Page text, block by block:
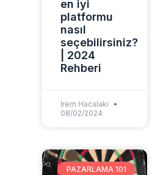
en iyi
platformu
nasıl
seçebilirsiniz?
| 2024
Rehberi
İrem Hacalaki
08/02/2024
PAZARLAMA 101